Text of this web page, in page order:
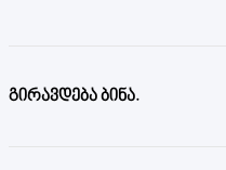
გირავდება ბინა.